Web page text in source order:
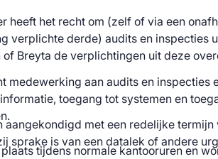
heeft het recht om (zelf of via een
verplichte derde) audits en inspecties
of Breyta de verplichtingen uit deze
medewerking aan audits en inspecties
toegang tot systemen en
aangekondigd met een redelijke termijn
sprake is van een datalek of andere
tijdens normale kantooruren en